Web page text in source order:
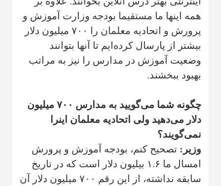
همه اینها ما مستقیما بودجه وزارت آموزش و
پرورش و اتحادیه معلمان را ۷۰۰ میلیون دلار
بیشتر از پارسال کرده‌ایم تا آنها بتوانند
وضعیت آموزش در مدارس را نیز به مراتب
بهبود ببخشند.
چگونه شما می‌گویید به مدارس ۷۰۰ میلیون
دلار می‌دهید ولی اتحادیه معلمان اینرا
نمی‌گویند؟
وزیر: تصحیح کنم، بودجه آموزش و پرورش
امسال ما ۱.۶ بیلیون دلار است که در تاریخ
سابقه نداشته، از این رقم ۷۰۰ میلیون دلار آن